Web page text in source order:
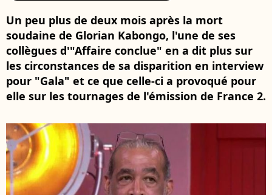
Un peu plus de deux mois après la mort
soudaine de Glorian Kabongo, l'une de ses
collègues d'"Affaire conclue" en a dit plus sur
les circonstances de sa disparition en interview
pour "Gala" et ce que celle-ci a provoqué pour
elle sur les tournages de l'émission de France 2.